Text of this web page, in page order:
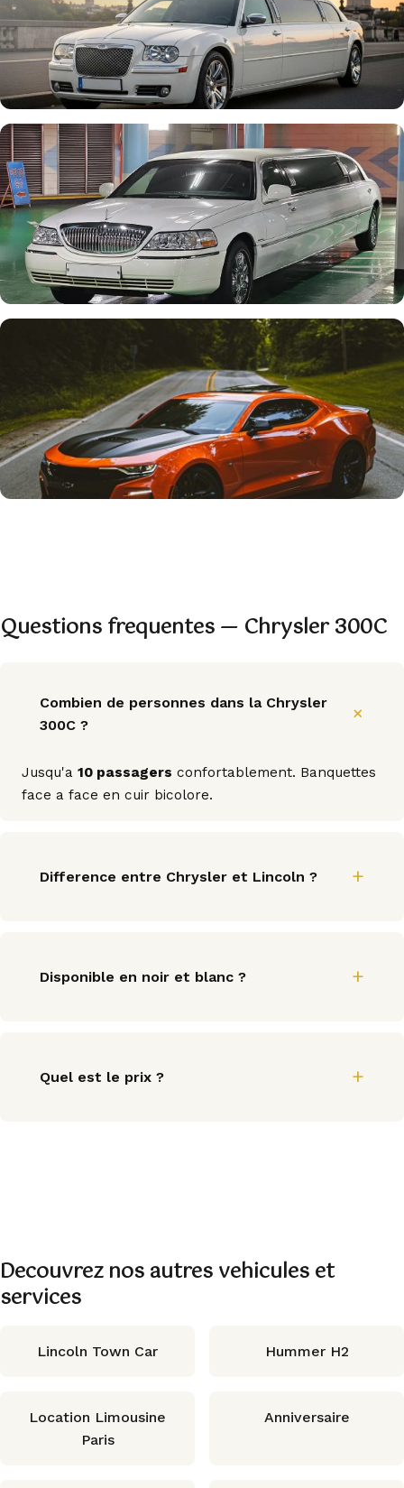
Questions frequentes — Chrysler 300C
Combien de personnes dans la Chrysler
300C ?
Jusqu'a 10 passagers confortablement. Banquettes
face a face en cuir bicolore.
Difference entre Chrysler et Lincoln ?
Disponible en noir et blanc ?
Quel est le prix ?
Decouvrez nos autres vehicules et
services
Lincoln Town Car Hummer H2
Location Limousine
Paris
Anniversaire